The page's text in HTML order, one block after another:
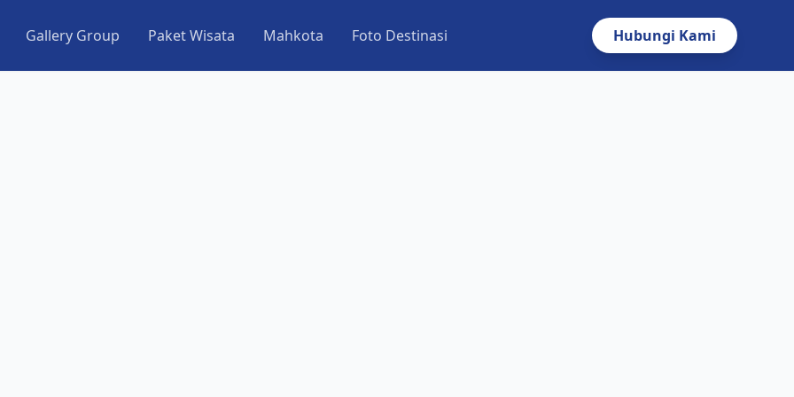
Gallery Group Paket Wisata Mahkota Foto Destinasi Hubungi Kami